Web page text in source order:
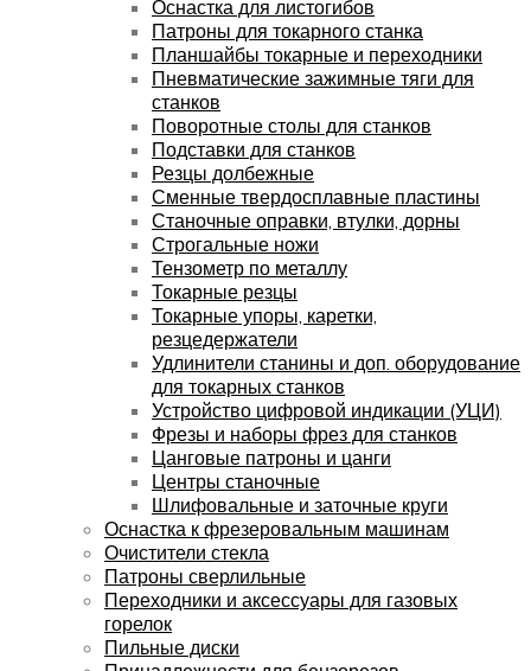
Оснастка для листогибов
Патроны для токарного станка
Планшайбы токарные и переходники
Пневматические зажимные тяги для
станков
Поворотные столы для станков
Подставки для станков
Резцы долбежные
Сменные твердосплавные пластины
Станочные оправки, втулки, дорны
Строгальные ножи
Тензометр по металлу
Токарные резцы
Токарные упоры, каретки,
резцедержатели
Удлинители станины и доп. оборудование
для токарных станков
Устройство цифровой индикации (УЦИ)
Фрезы и наборы фрез для станков
Цанговые патроны и цанги
Центры станочные
Шлифовальные и заточные круги
Оснастка к фрезеровальным машинам
Очистители стекла
Патроны сверлильные
Переходники и аксессуары для газовых
горелок
Пильные диски